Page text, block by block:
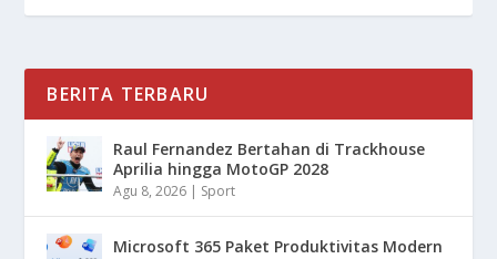
BERITA TERBARU
Raul Fernandez Bertahan di Trackhouse
Aprilia hingga MotoGP 2028
Agu 8, 2026 | Sport
Microsoft 365 Paket Produktivitas Modern